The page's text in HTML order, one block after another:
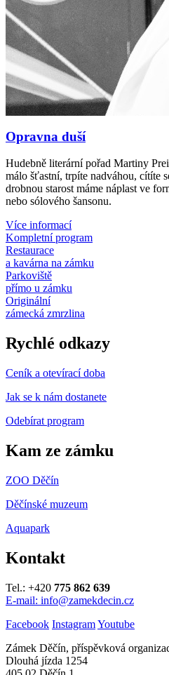
Opravna duší
Hudebně literární pořad Martiny
málo šťastní, trpíte nadváhou, cítíte
drobnou starost máme náplast ve
nebo sólového šansonu.
Více informací
Kompletní program
Restaurace
a kavárna na zámku
Parkoviště
přímo u zámku
Originální
zámecká zmrzlina
Rychlé odkazy
Ceník a otevírací doba
Jak se k nám dostanete
Odebírat program
Kam ze zámku
ZOO Děčín
Děčínské muzeum
Aquapark
Kontakt
Tel.: +420 775 862 639
E-mail: info@zamekdecin.cz
Facebook InstagramYoutube
Zámek Děčín, příspěvková
Dlouhá jízda 1254